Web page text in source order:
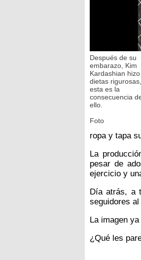
Después de su
embarazo, Kim
Kardashian hizo
dietas
esta es la
consecuencia
ello.
Foto
ropa y tapa
La
pesar de
ejercicio y
Día atrás, a
seguidores
La imagen
¿Qué les